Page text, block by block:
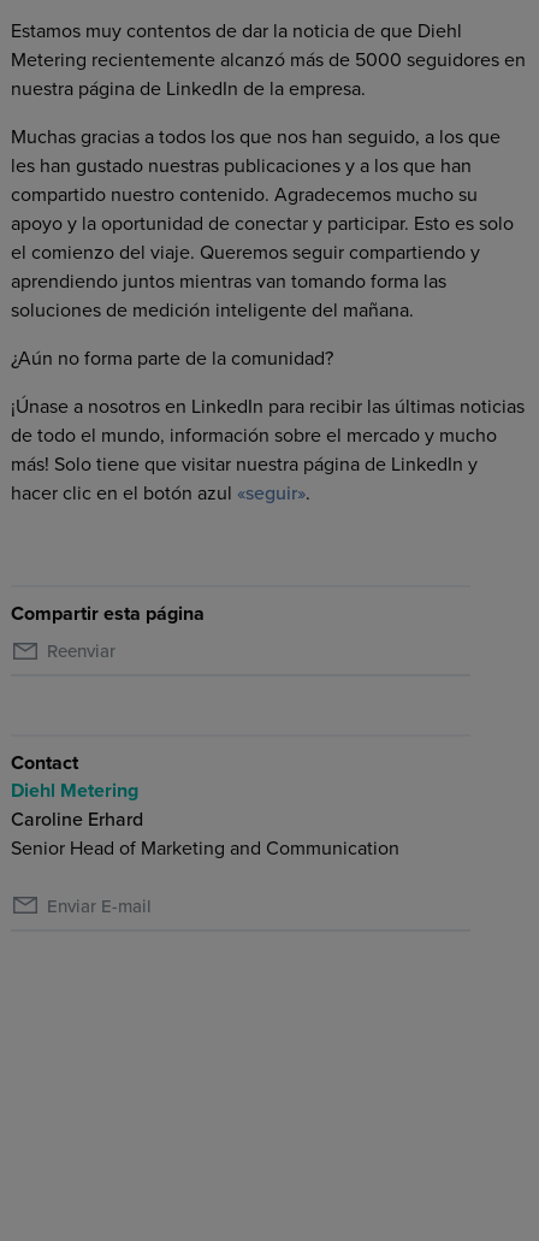
Estamos muy contentos de dar la noticia de que Diehl
Metering recientemente alcanzó más de 5000 seguidores en
nuestra página de LinkedIn de la empresa.
Muchas gracias a todos los que nos han seguido, a los que
les han gustado nuestras publicaciones y a los que han
compartido nuestro contenido. Agradecemos mucho su
apoyo y la oportunidad de conectar y participar. Esto es solo
el comienzo del viaje. Queremos seguir compartiendo y
aprendiendo juntos mientras van tomando forma las
soluciones de medición inteligente del mañana.
¿Aún no forma parte de la comunidad?
¡Únase a nosotros en LinkedIn para recibir las últimas noticias
de todo el mundo, información sobre el mercado y mucho
más! Solo tiene que visitar nuestra página de LinkedIn y
hacer clic en el botón azul «seguir».
Compartir esta página
Reenviar
Contact
Diehl Metering
Caroline Erhard
Senior Head of Marketing and Communication
Enviar E-mail